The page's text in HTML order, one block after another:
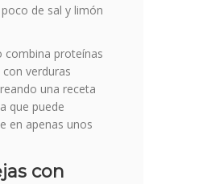
de sal y limón
combina proteínas
verduras
una receta
que puede
en apenas unos
con